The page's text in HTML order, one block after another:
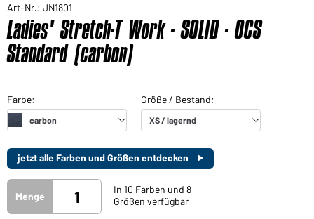
Art-Nr.: JN1801
Ladies' Stretch-T Work - SOLID - OCS
Standard (carbon)
jetzt alle Farben und Größen entdecken
Menge
In 10 Farben und 8
Größen verfügbar